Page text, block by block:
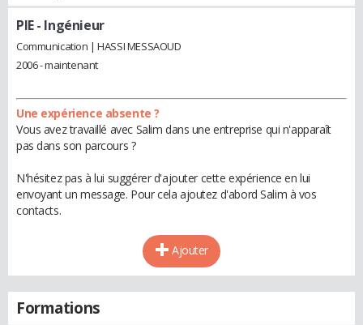
PIE- Ingénieur
Communication | HASSI MESSAOUD
2006 - maintenant
Une expérience absente ?
Vous avez travaillé avec Salim dans une entreprise qui n'apparaît
pas dans son parcours ?
N'hésitez pas à lui suggérer d'ajouter cette expérience en lui
envoyant un message. Pour cela ajoutez d'abord Salim à vos
contacts.
Ajouter
Formations